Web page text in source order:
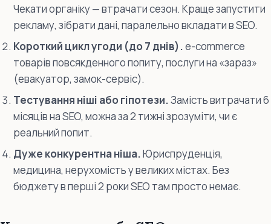
Чекати органіку — втрачати сезон. Краще запустити
рекламу, зібрати дані, паралельно вкладати в SEO.
Короткий цикл угоди (до 7 днів).e-commerce
товарів повсякденного попиту, послуги на «зараз»
(евакуатор, замок-сервіс).
Тестування ніші або гіпотези.Замість витрачати 6
місяців на SEO, можна за 2 тижні зрозуміти, чи є
реальний попит.
Дуже конкурентна ніша.Юриспруденція,
медицина, нерухомість у великих містах. Без
бюджету в перші 2 роки SEO там просто немає.